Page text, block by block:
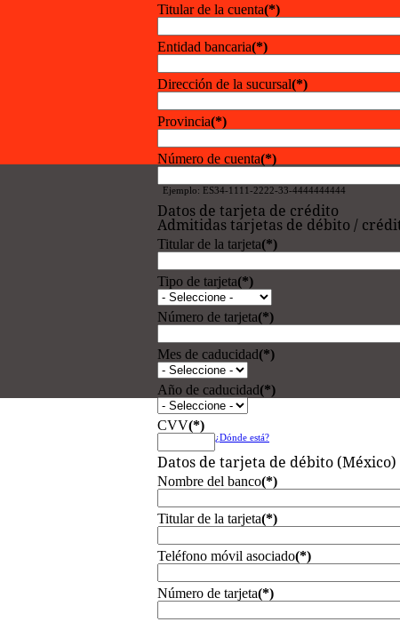
Titular de la cuenta(*)
Entidad bancaria(*)
Dirección de la sucursal(*)
Provincia(*)
Número de cuenta(*)
Ejemplo: ES34-1111-2222-33-4444444444
Datos de tarjeta de crédito
Admitidas tarjetas de débito /
Titular de la tarjeta(*)
Tipo de tarjeta(*)
Número de tarjeta(*)
Mes de caducidad(*)
Año de caducidad(*)
CVV(*)
¿Dónde está?
Datos de tarjeta de débito (México)
Nombre del banco(*)
Titular de la tarjeta(*)
Teléfono móvil asociado(*)
Número de tarjeta(*)